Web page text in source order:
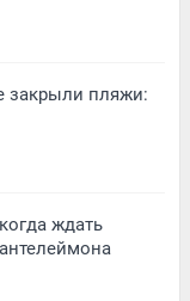
закрыли пляжи:
ждать